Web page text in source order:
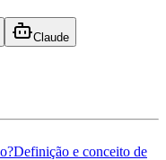
Claude
Definição e conceito de